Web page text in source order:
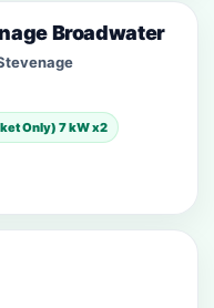
Broadwater
Only) 7 kW x2